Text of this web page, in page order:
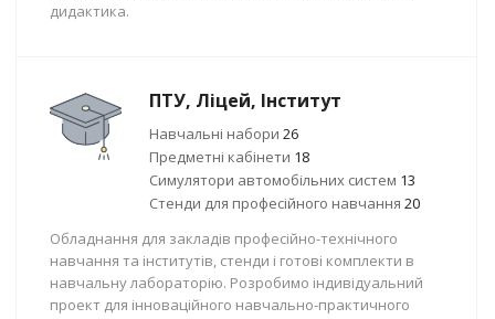
дидактика.
ПТУ, Ліцей, Інститут
Навчальні набори 26
Предметні кабінети 18
Симулятори автомобільних систем 13
Стенди для професійного навчання 20
Обладнання для закладів професійно-технічного
навчання та інститутів, стенди і готові комплекти в
навчальну лабораторію. Розробимо індивідуальний
проект для інноваційного навчально-практичного